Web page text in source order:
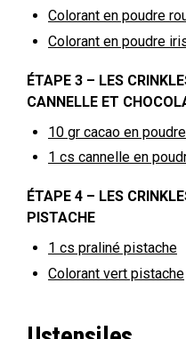
Colorant en poudre
Colorant en poudre
ÉTAPE 3 – LES
CANNELLE ET
10 gr cacao en poudre
1 cs cannelle en
ÉTAPE 4 – LES
PISTACHE
1 cs praliné pistache
Colorant vert pistache